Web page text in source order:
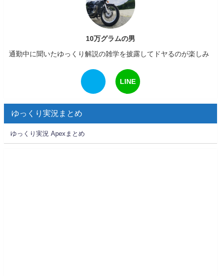
10万グラムの男
通勤中に聞いたゆっくり解説の雑学を披露してドヤるのが楽しみ
LINE
ゆっくり実況まとめ
ゆっくり実況 Apexまとめ